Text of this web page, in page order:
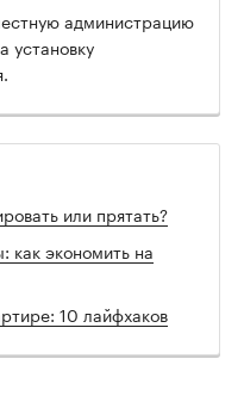
администрацию
установку
или прятать?
как экономить на
10 лайфхаков